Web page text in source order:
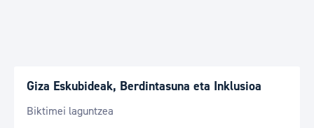
Giza Eskubideak, Berdintasuna eta Inklusioa
Biktimei laguntzea